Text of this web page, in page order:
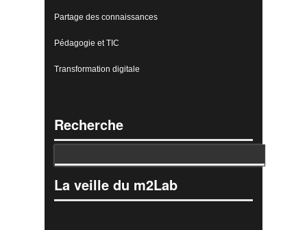
Partage des connaissances
Pédagogie et TIC
Transformation digitale
Recherche
La veille du m2Lab